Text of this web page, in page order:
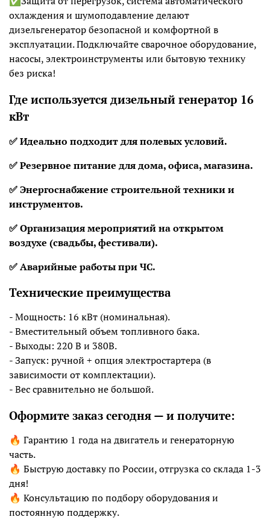
охлаждения и шумоподавление делают
дизельгенератор безопасной и комфортной в
эксплуатации. Подключайте сварочное оборудование,
насосы, электроинструменты или бытовую технику
без риска!
Где используется дизельный генератор 16
кВт
✅ Идеально подходит для полевых условий.
✅ Резервное питание для дома, офиса, магазина.
✅ Энергоснабжение строительной техники и
инструментов.
✅ Организация мероприятий на открытом
воздухе (свадьбы, фестивали).
✅ Аварийные работы при ЧС.
Технические преимущества
- Мощность: 16 кВт (номинальная).
- Вместительный объем топливного бака.
- Выходы: 220 В и 380В.
- Запуск: ручной + опция электростартера (в
зависимости от комплектации).
- Вес сравнительно не большой.
Оформите заказ сегодня — и получите:
🔥 Гарантию 1 года на двигатель и генераторную
часть.
🔥 Быструю доставку по России, отгрузка со склада 1-3
дня!
🔥 Консультацию по подбору оборудования и
постоянную поддержку.